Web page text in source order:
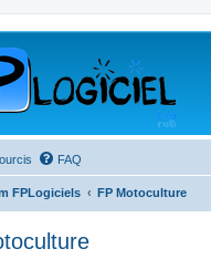
FAQ
FPLogiciels FP Motoculture